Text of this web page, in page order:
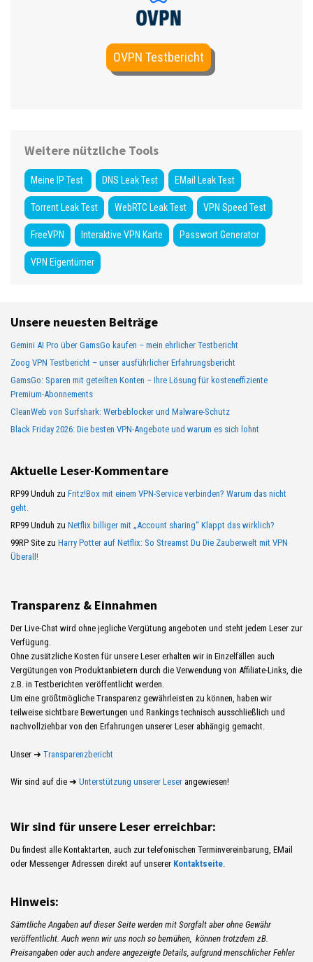
OVPN Testbericht
Weitere nützliche Tools
Meine IP Test DNS Leak Test EMail Leak Test
Torrent Leak Test WebRTC Leak Test VPN Speed Test
FreeVPN Interaktive VPN Karte Passwort Generator
VPN Eigentümer
Unsere neuesten Beiträge
Gemini AI Pro über GamsGo kaufen – mein ehrlicher Testbericht
Zoog VPN Testbericht – unser ausführlicher Erfahrungsbericht
GamsGo: Sparen mit geteilten Konten – Ihre Lösung für kosteneffiziente
Premium-Abonnements
CleanWeb von Surfshark: Werbeblocker und Malware-Schutz
Black Friday 2026: Die besten VPN-Angebote und warum es sich lohnt
Aktuelle Leser-Kommentare
RP99 Unduh zu Fritz!Box mit einem VPN-Service verbinden? Warum das nicht
geht.
RP99 Unduh zu Netflix billiger mit „Account sharing“ Klappt das wirklich?
99RP Site zu Harry Potter auf Netflix: So Streamst Du Die Zauberwelt mit VPN
Überall!
Transparenz & Einnahmen
Der Live-Chat wird ohne jegliche Vergütung angeboten und steht jedem Leser zur
Verfügung.
Ohne zusätzliche Kosten für unsere Leser erhalten wir in Einzelfällen auch
Vergütungen von Produktanbietern durch die Verwendung von Affiliate-Links, die
z.B. in Testberichten veröffentlicht werden.
Um eine größtmögliche Transparenz gewährleisten zu können, haben wir
teilweise sichtbare Bewertungen und Rankings technisch ausschließlich und
nachvollziehbar von den Erfahrungen unserer Leser abhängig gemacht.
Unser ➜ Transparenzbericht
Wir sind auf die ➜ Unterstützung unserer Leser angewiesen!
Wir sind für unsere Leser erreichbar:
Du findest alle Kontaktarten, auch zur telefonischen Terminvereinbarung, EMail
oder Messenger Adressen direkt auf unserer Kontaktseite.
Hinweis:
Sämtliche Angaben auf dieser Seite werden mit Sorgfalt aber ohne Gewähr
veröffentlicht. Auch wenn wir uns noch so bemühen, können trotzdem zB.
Preisangaben oder auch andere angezeigte Details, aufgrund menschlicher Fehler